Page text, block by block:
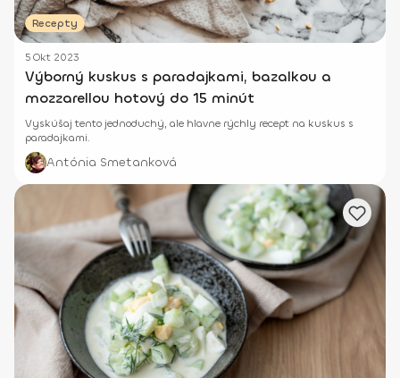
Recepty
5 Okt 2023
Výborný kuskus s paradajkami, bazalkou a
mozzarellou hotový do 15 minút
Vyskúšaj tento jednoduchý, ale hlavne rýchly recept na kuskus s
paradajkami.
Antónia Smetanková